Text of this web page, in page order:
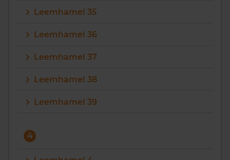
Leemhamel 35
Leemhamel 36
Leemhamel 37
Leemhamel 38
Leemhamel 39
4